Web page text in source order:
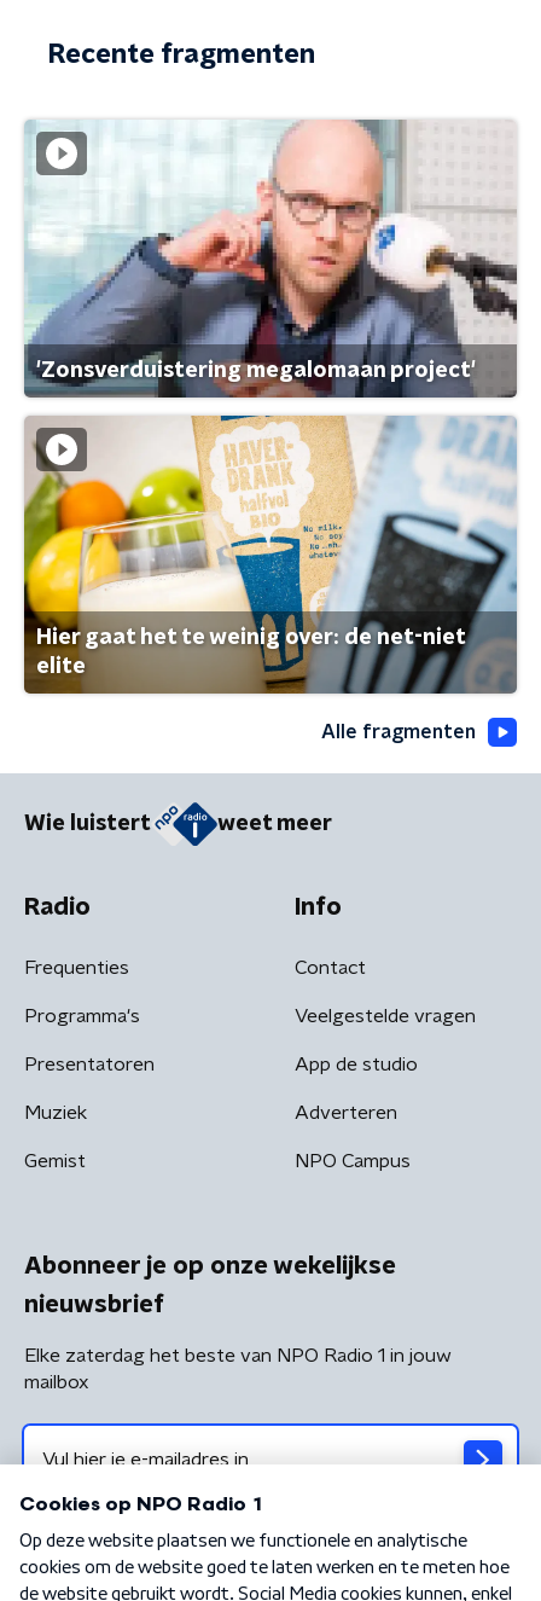
Recente fragmenten
'Zonsverduistering megalomaan project'
Hier gaat het te weinig over: de net-niet
elite
Alle fragmenten
Wie luistert weet meer
Radio
Frequenties
Programma's
Presentatoren
Muziek
Gemist
Info
Contact
Veelgestelde vragen
App de studio
Adverteren
NPO Campus
Abonneer je op onze wekelijkse
nieuwsbrief
Elke zaterdag het beste van NPO Radio 1 in jouw
mailbox